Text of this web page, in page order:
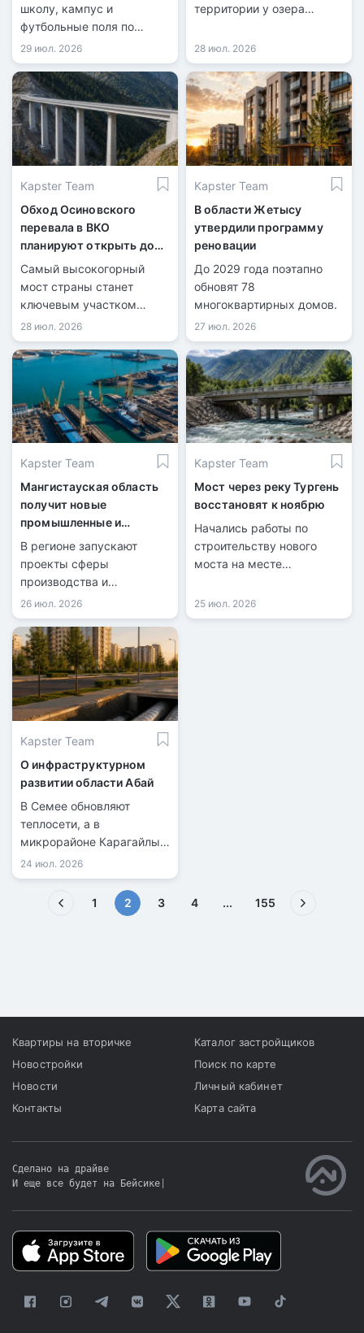
школу, кампус и
футбольные поля по
стандартам FIFA.
29 июл. 2026
территории у озера
28 июл. 2026
Kapster Team
Обход Осиновского
перевала в ВКО
планируют открыть до
конца 2026 года
Самый высокогорный
мост страны станет
ключевым участком
новой трассы.
28 июл. 2026
Kapster Team
В области Жетысу
утвердили программу
реновации
До 2029 года поэтапно
обновят 78
многоквартирных домов.
27 июл. 2026
Kapster Team
Мангистауская область
получит новые
промышленные и
логистические объекты
В регионе запускают
проекты сферы
производства и
международных
перевозок.
26 июл. 2026
Kapster Team
Мост через реку Тургень
восстановят к ноябрю
Начались работы по
строительству нового
моста на месте
25 июл. 2026
Kapster Team
О инфраструктурном
развитии области Абай
В Семее обновляют
теплосети, а в
микрорайоне Карагайлы
готовят к сдаче 712 новых
квартир.
24 июл. 2026
1 2(текущая)
3 4 ... 155
Квартиры на вторичке
Новостройки
Новости
Контакты
Каталог застройщиков
Поиск по карте
Личный кабинет
Карта сайта
Сделано на драйве
И еще все будет на Бейсике